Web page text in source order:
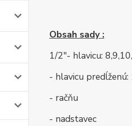
Obsah sady :
1/2"- hlavicu:
- hlavicu predĺženú:
- račňu
- nadstavec